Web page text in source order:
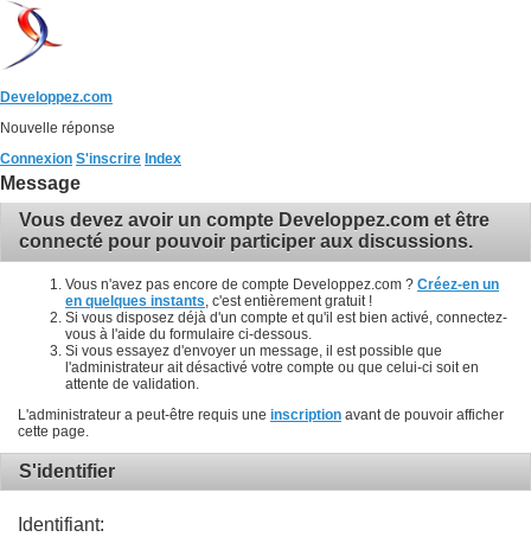
Developpez.com
Nouvelle réponse
Connexion S'inscrire Index
Message
Vous devez avoir un compte Developpez.com et être
connecté pour pouvoir participer aux discussions.
Vous n'avez pas encore de compte Developpez.com ? Créez-en un
en quelques instants , c'est entièrement gratuit !
Si vous disposez déjà d'un compte et qu'il est bien activé, connectez-
vous à l'aide du formulaire ci-dessous.
Si vous essayez d'envoyer un message, il est possible que
l'administrateur ait désactivé votre compte ou que celui-ci soit en
attente de validation.
L'administrateur a peut-être requis une inscription avant de pouvoir afficher
cette page.
S'identifier
Identifiant: